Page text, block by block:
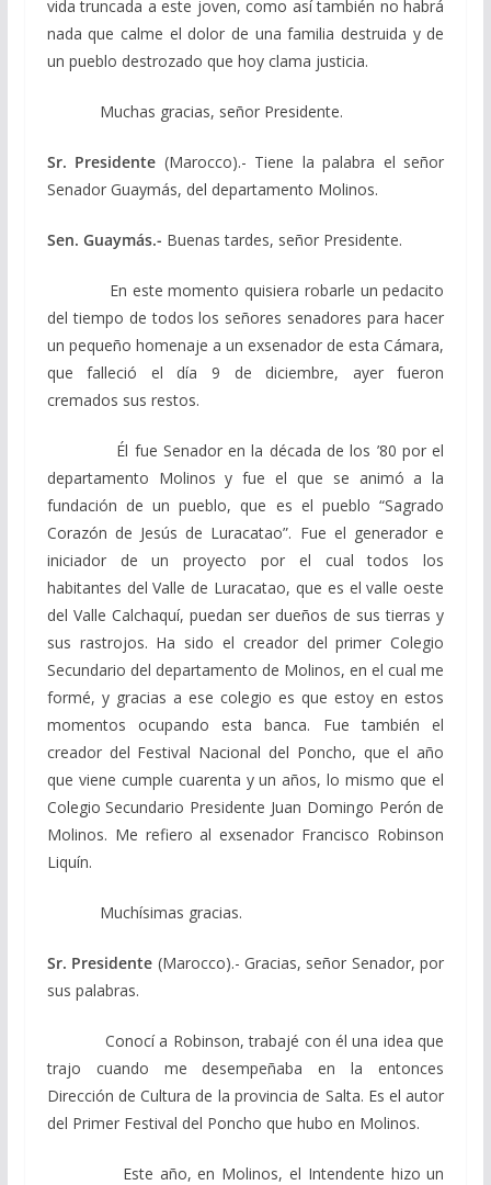
vida truncada a este joven, como así también no habrá
nada que calme el dolor de una familia destruida y de
un pueblo destrozado que hoy clama justicia.
Muchas gracias, señor Presidente.
Sr. Presidente (Marocco).- Tiene la palabra el señor
Senador Guaymás, del departamento Molinos.
Sen. Guaymás.- Buenas tardes, señor Presidente.
En este momento quisiera robarle un pedacito
del tiempo de todos los señores senadores para hacer
un pequeño homenaje a un exsenador de esta Cámara,
que falleció el día 9 de diciembre, ayer fueron
cremados sus restos.
Él fue Senador en la década de los ’80 por el
departamento Molinos y fue el que se animó a la
fundación de un pueblo, que es el pueblo “Sagrado
Corazón de Jesús de Luracatao”. Fue el generador e
iniciador de un proyecto por el cual todos los
habitantes del Valle de Luracatao, que es el valle oeste
del Valle Calchaquí, puedan ser dueños de sus tierras y
sus rastrojos. Ha sido el creador del primer Colegio
Secundario del departamento de Molinos, en el cual me
formé, y gracias a ese colegio es que estoy en estos
momentos ocupando esta banca. Fue también el
creador del Festival Nacional del Poncho, que el año
que viene cumple cuarenta y un años, lo mismo que el
Colegio Secundario Presidente Juan Domingo Perón de
Molinos. Me refiero al exsenador Francisco Robinson
Liquín.
Muchísimas gracias.
Sr. Presidente (Marocco).- Gracias, señor Senador, por
sus palabras.
Conocí a Robinson, trabajé con él una idea que
trajo cuando me desempeñaba en la entonces
Dirección de Cultura de la provincia de Salta. Es el autor
del Primer Festival del Poncho que hubo en Molinos.
Este año, en Molinos, el Intendente hizo un